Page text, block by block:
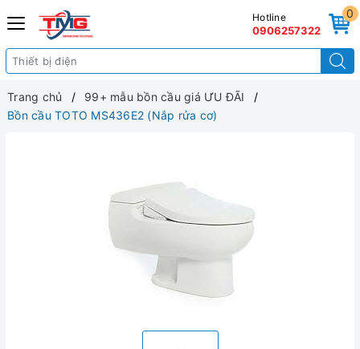
0
Hotline
0906257322
Trang chủ
99+ mẫu bồn cầu giá ƯU ĐÃI
Bồn cầu TOTO MS436E2 (Nắp rửa cơ)